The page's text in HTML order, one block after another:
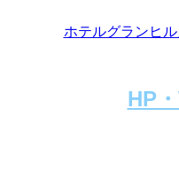
ホテルグランヒ
HP